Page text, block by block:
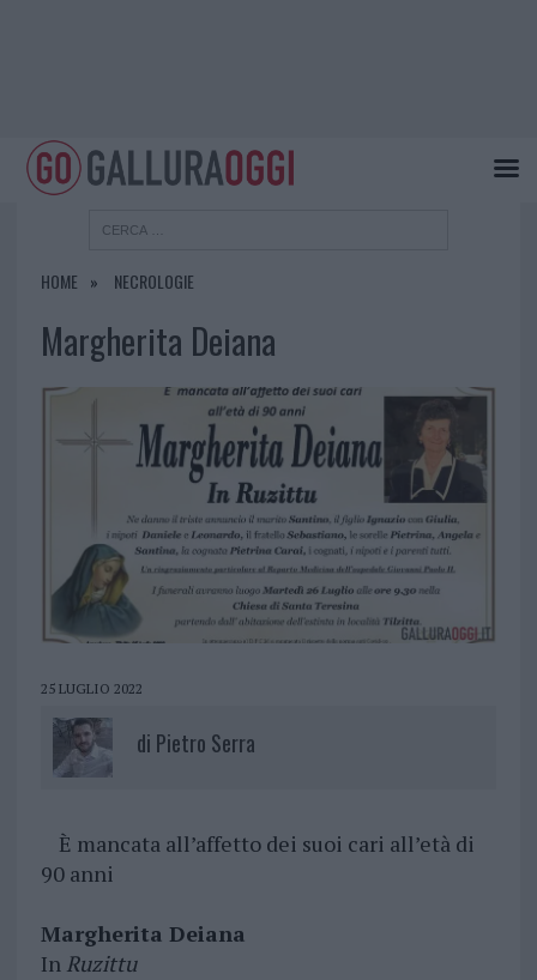
HOME NECROLOGIE
Margherita Deiana
25 LUGLIO 2022
di Pietro Serra
È mancata all’affetto dei suoi cari all’età di
90 anni
Margherita Deiana
In Ruzittu